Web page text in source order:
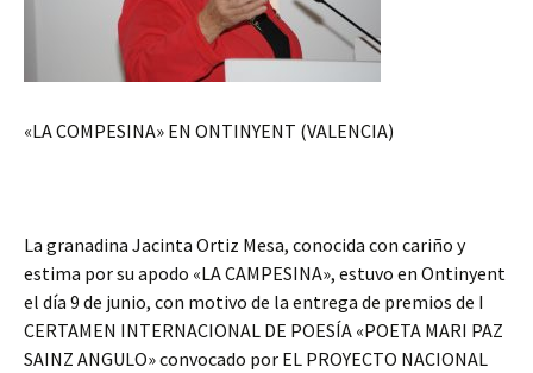
«LA COMPESINA» EN ONTINYENT (VALENCIA)
La granadina Jacinta Ortiz Mesa, conocida con cariño y
estima por su apodo «LA CAMPESINA», estuvo en Ontinyent
el día 9 de junio, con motivo de la entrega de premios de I
CERTAMEN INTERNACIONAL DE POESÍA «POETA MARI PAZ
SAINZ ANGULO» convocado por EL PROYECTO NACIONAL